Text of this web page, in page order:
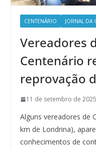
CENTENÁRIO JORNAL DA
Vereadores
Centenário
reprovação
11 de setembro de 2025
Alguns vereadores de
km de Londrina),
conhecimentos de